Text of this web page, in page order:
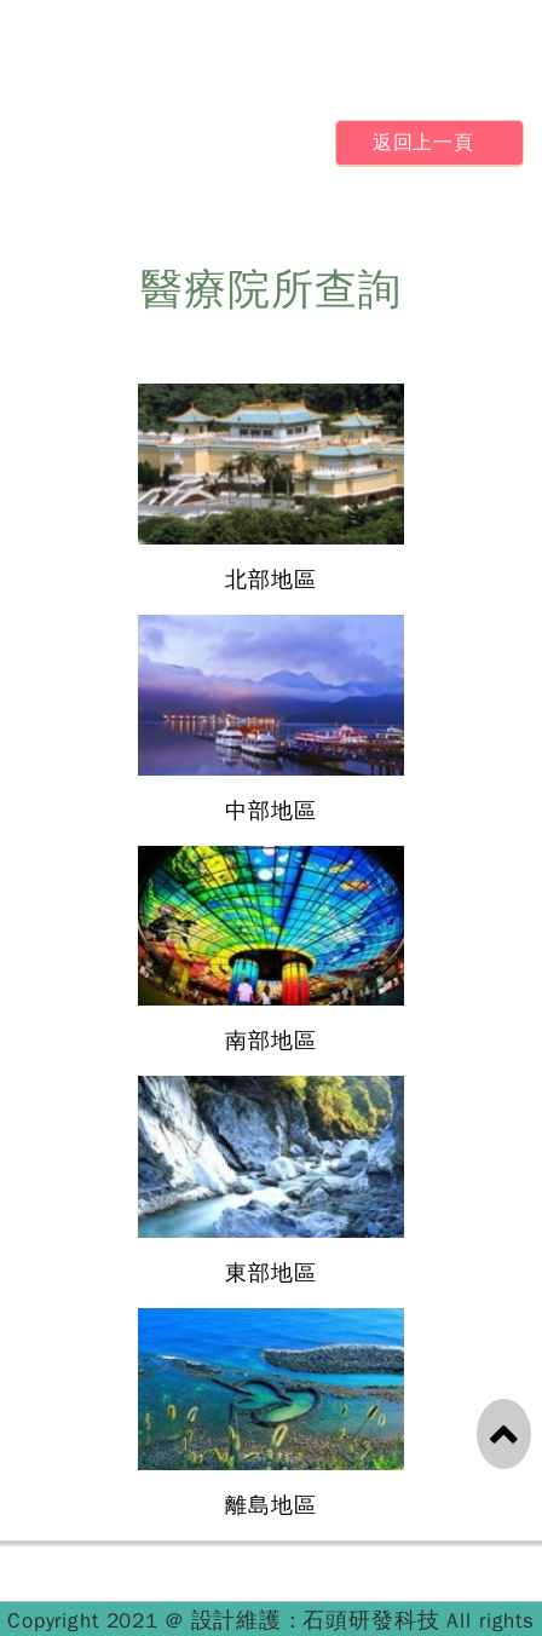
返回上一頁
醫療院所查詢
北部地區
中部地區
南部地區
東部地區
離島地區
Copyright 2021 @ 設計維護 : 石頭研發科技All rights